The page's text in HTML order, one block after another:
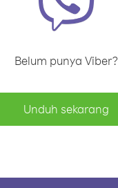
Belum punya Viber?
Unduh sekarang